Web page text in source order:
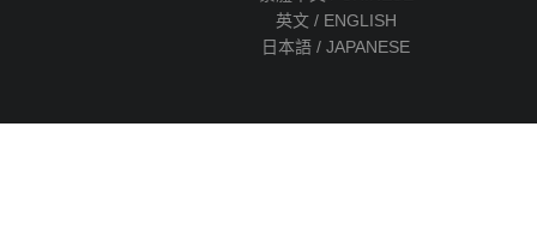
英文 / ENGLISH
日本語 / JAPANESE